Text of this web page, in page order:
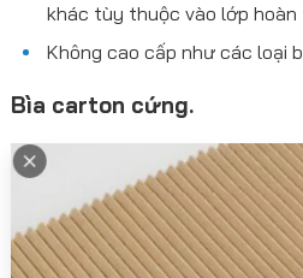
khác tùy thuộc vào lớp hoàn
Không cao cấp như các loại
Bìa carton cứng.